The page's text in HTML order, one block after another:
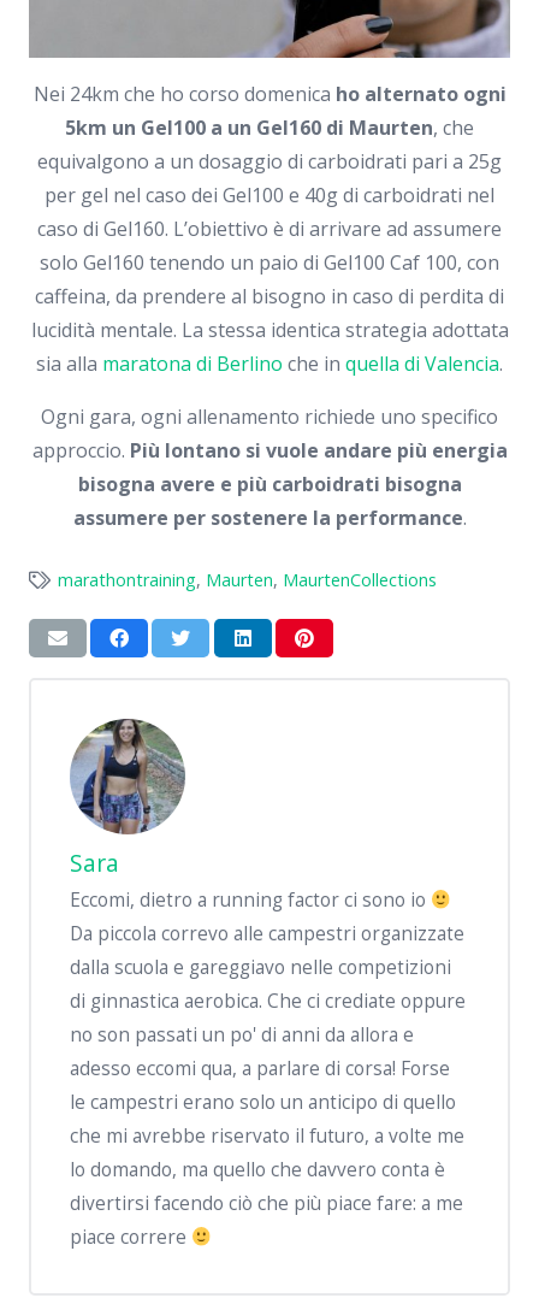
Nei 24km che ho corso domenica ho alternato ogni
5km un Gel100 a un Gel160 di Maurten, che
equivalgono a un dosaggio di carboidrati pari a 25g
per gel nel caso dei Gel100 e 40g di carboidrati nel
caso di Gel160. L’obiettivo è di arrivare ad assumere
solo Gel160 tenendo un paio di Gel100 Caf 100, con
caffeina, da prendere al bisogno in caso di perdita di
lucidità mentale. La stessa identica strategia adottata
sia alla maratona di Berlino che in quella di Valencia.
Ogni gara, ogni allenamento richiede uno specifico
approccio. Più lontano si vuole andare più energia
bisogna avere e più carboidrati bisogna
assumere per sostenere la performance.
marathontraining, Maurten, MaurtenCollections
Sara
Eccomi, dietro a running factor ci sono io
Da piccola correvo alle campestri organizzate
dalla scuola e gareggiavo nelle competizioni
di ginnastica aerobica. Che ci crediate oppure
no son passati un po' di anni da allora e
adesso eccomi qua, a parlare di corsa! Forse
le campestri erano solo un anticipo di quello
che mi avrebbe riservato il futuro, a volte me
lo domando, ma quello che davvero conta è
divertirsi facendo ciò che più piace fare: a me
piace correre